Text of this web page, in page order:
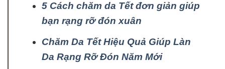
5 Cách chăm da Tết đơn giản giúp
bạn rạng rỡ đón xuân
Chăm Da Tết Hiệu Quả Giúp Làn
Da Rạng Rỡ Đón Năm Mới